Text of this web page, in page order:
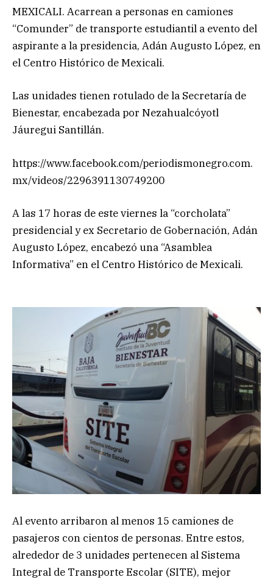
MEXICALI. Acarrean a personas en camiones
“Comunder” de transporte estudiantil a evento del
aspirante a la presidencia, Adán Augusto López, en
el Centro Histórico de Mexicali.
Las unidades tienen rotulado de la Secretaría de
Bienestar, encabezada por Nezahualcóyotl
Jáuregui Santillán.
https://www.facebook.com/periodismonegro.com.
mx/videos/2296391130749200
A las 17 horas de este viernes la “corcholata”
presidencial y ex Secretario de Gobernación, Adán
Augusto López, encabezó una “Asamblea
Informativa” en el Centro Histórico de Mexicali.
Al evento arribaron al menos 15 camiones de
pasajeros con cientos de personas. Entre estos,
alrededor de 3 unidades pertenecen al Sistema
Integral de Transporte Escolar (SITE), mejor